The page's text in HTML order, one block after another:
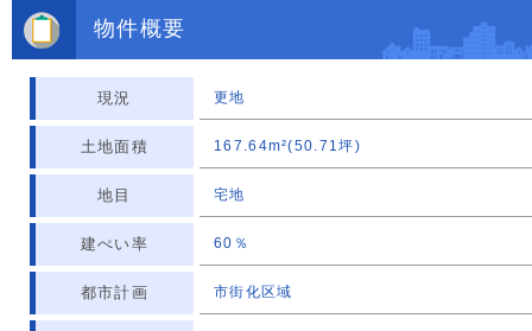
物件概要
現況 更地
土地面積 167.64m²(50.71坪)
地目 宅地
建ぺい率 60％
都市計画 市街化区域